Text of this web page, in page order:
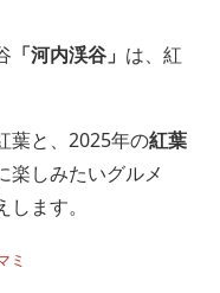
「河内渓谷」 は、紅
葉と、2025年の紅葉
楽しみたいグルメ
ます。
ミ